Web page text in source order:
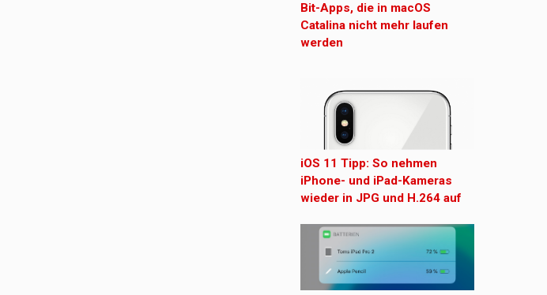
Bit-Apps, die in macOS
Catalina nicht mehr laufen
werden
iOS 11 Tipp: So nehmen
iPhone- und iPad-Kameras
wieder in JPG und H.264 auf